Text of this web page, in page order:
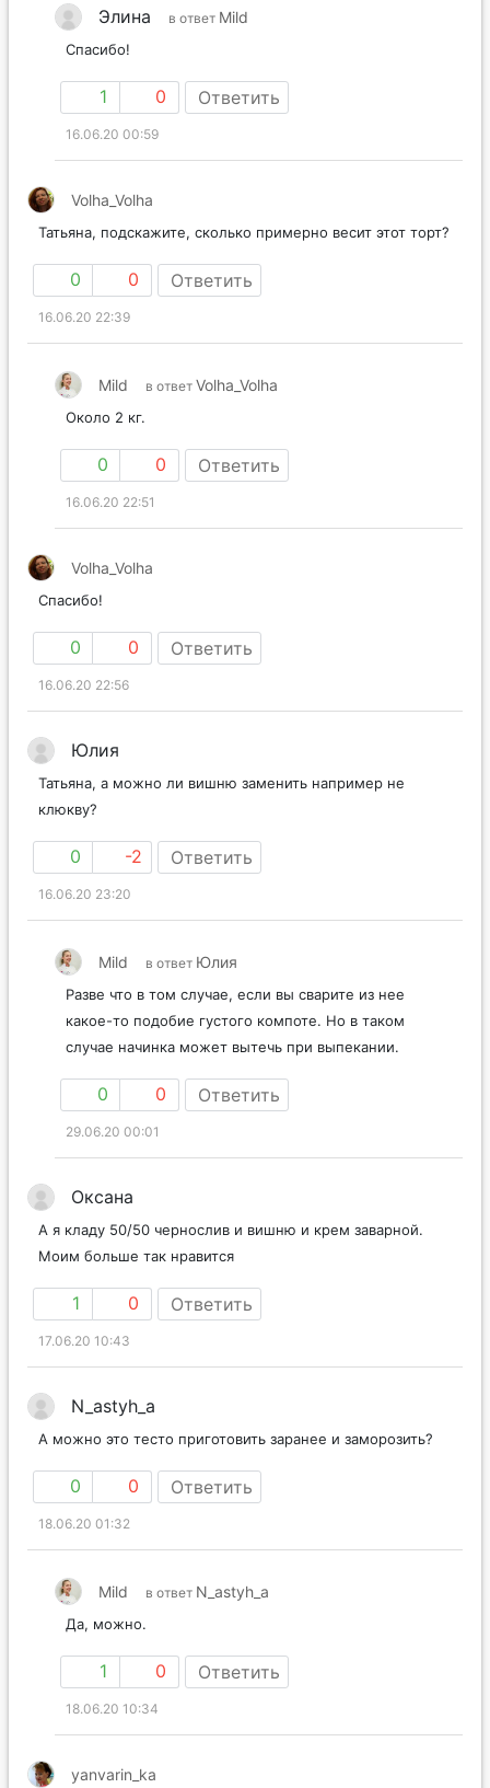
Элина в ответ Mild
Спасибо!
1 0 Ответить
16.06.20 00:59
Volha_Volha
Татьяна, подскажите, сколько примерно весит этот торт?
0 0 Ответить
16.06.20 22:39
Mild в ответ Volha_Volha
Около 2 кг.
0 0 Ответить
16.06.20 22:51
Volha_Volha
Спасибо!
0 0 Ответить
16.06.20 22:56
Юлия
Татьяна, а можно ли вишню заменить например не
клюкву?
0 -2 Ответить
16.06.20 23:20
Mild в ответ Юлия
Разве что в том случае, если вы сварите из нее
какое-то подобие густого компоте. Но в таком
случае начинка может вытечь при выпекании.
0 0 Ответить
29.06.20 00:01
Оксана
А я кладу 50/50 чернослив и вишню и крем заварной.
Моим больше так нравится
1 0 Ответить
17.06.20 10:43
N_astyh_a
А можно это тесто приготовить заранее и заморозить?
0 0 Ответить
18.06.20 01:32
Mild в ответ N_astyh_a
Да, можно.
1 0 Ответить
18.06.20 10:34
yanvarin_ka